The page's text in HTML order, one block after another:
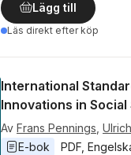
Lägg till
Läs direkt efter köp
International
Innovations in
Av Frans Pennings
E-bok
PDF